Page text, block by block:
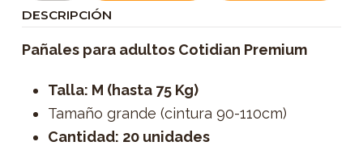
DESCRIPCIÓN
Pañales para adultos Cotidian Premium
Talla: M (hasta 75 Kg)
Tamaño grande (cintura 90-110cm)
Cantidad: 20 unidades